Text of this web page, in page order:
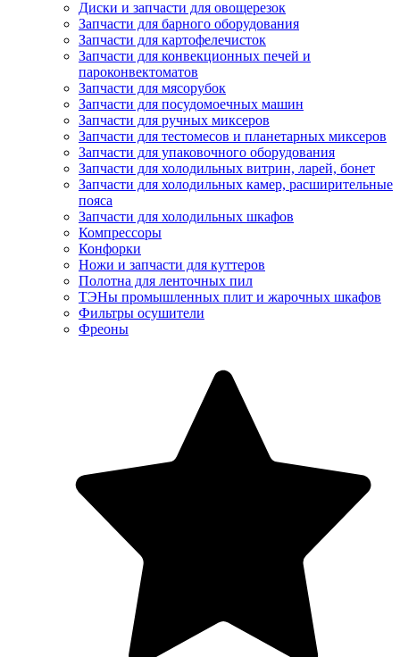
Диски и запчасти для овощерезок
Запчасти для барного оборудования
Запчасти для картофелечисток
Запчасти для конвекционных печей и
пароконвектоматов
Запчасти для мясорубок
Запчасти для посудомоечных машин
Запчасти для ручных миксеров
Запчасти для тестомесов и планетарных миксеров
Запчасти для упаковочного оборудования
Запчасти для холодильных витрин, ларей, бонет
Запчасти для холодильных камер, расширительные
пояса
Запчасти для холодильных шкафов
Компрессоры
Конфорки
Ножи и запчасти для куттеров
Полотна для ленточных пил
ТЭНы промышленных плит и жарочных шкафов
Фильтры осушители
Фреоны